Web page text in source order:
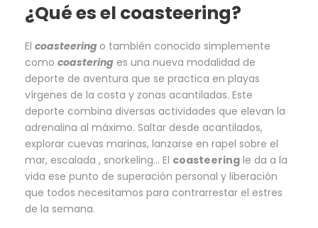
¿Qué es el coasteering?
El coasteering o también conocido simplemente
como coastering es una nueva modalidad de
deporte de aventura que se practica en playas
vírgenes de la costa y zonas acantiladas. Este
deporte combina diversas actividades que elevan la
adrenalina al máximo. Saltar desde acantilados,
explorar cuevas marinas, lanzarse en rapel sobre el
mar, escalada , snorkeling… El coasteering le da a la
vida ese punto de superación personal y liberación
que todos necesitamos para contrarrestar el estres
de la semana.